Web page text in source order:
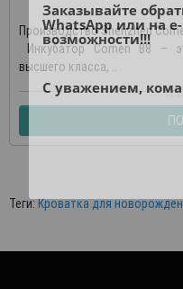
Производство Shenzhen
Инкубатор Comen B8 –
высшего класса, ..
Теги:Кроватка для
Заказывайте
WhatsApp или на
возможности!!!
С уважением,